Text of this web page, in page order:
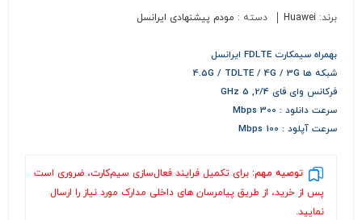
برند: Huawei دسته : مودم پیشنهادی ایرانسل
بهمراه سیمکارت FDLTE ایرانسل
شبکه ها 4.5G / TDLTE / 4G / 3G
فرکانس وای فای 2/4, 5 GHz
سرعت دانلود : 300 Mbps
سرعت آپلود : 100 Mbps
توصیه مهم: برای تکمیل فرایند فعال‌سازی سیم‌کارت، ضروری است
پس از خرید، از طریق پیامرسان های داخلی مدارک مورد نیاز را ارسال
نمایید.